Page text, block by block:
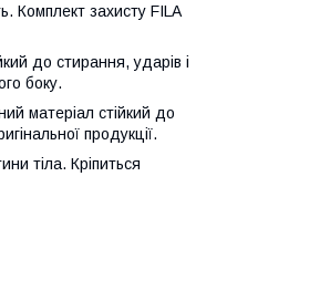
Комплект захисту FILA
до стирання, ударів і
боку.
матеріал стійкий до
продукції.
тіла. Кріпиться